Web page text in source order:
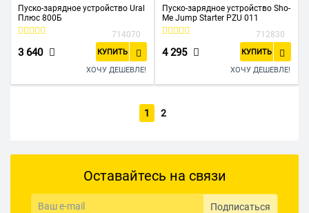
Пуско-зарядное устройство Ural
Плюс 800Б
714070
3 640 КУПИТЬ
ХОЧУ ДЕШЕВЛЕ!
Пуско-зарядное устройство Sho-
Me Jump Starter PZU 011
712830
4 295 КУПИТЬ
ХОЧУ ДЕШЕВЛЕ!
1 2
Оставайтесь на связи
Подписаться